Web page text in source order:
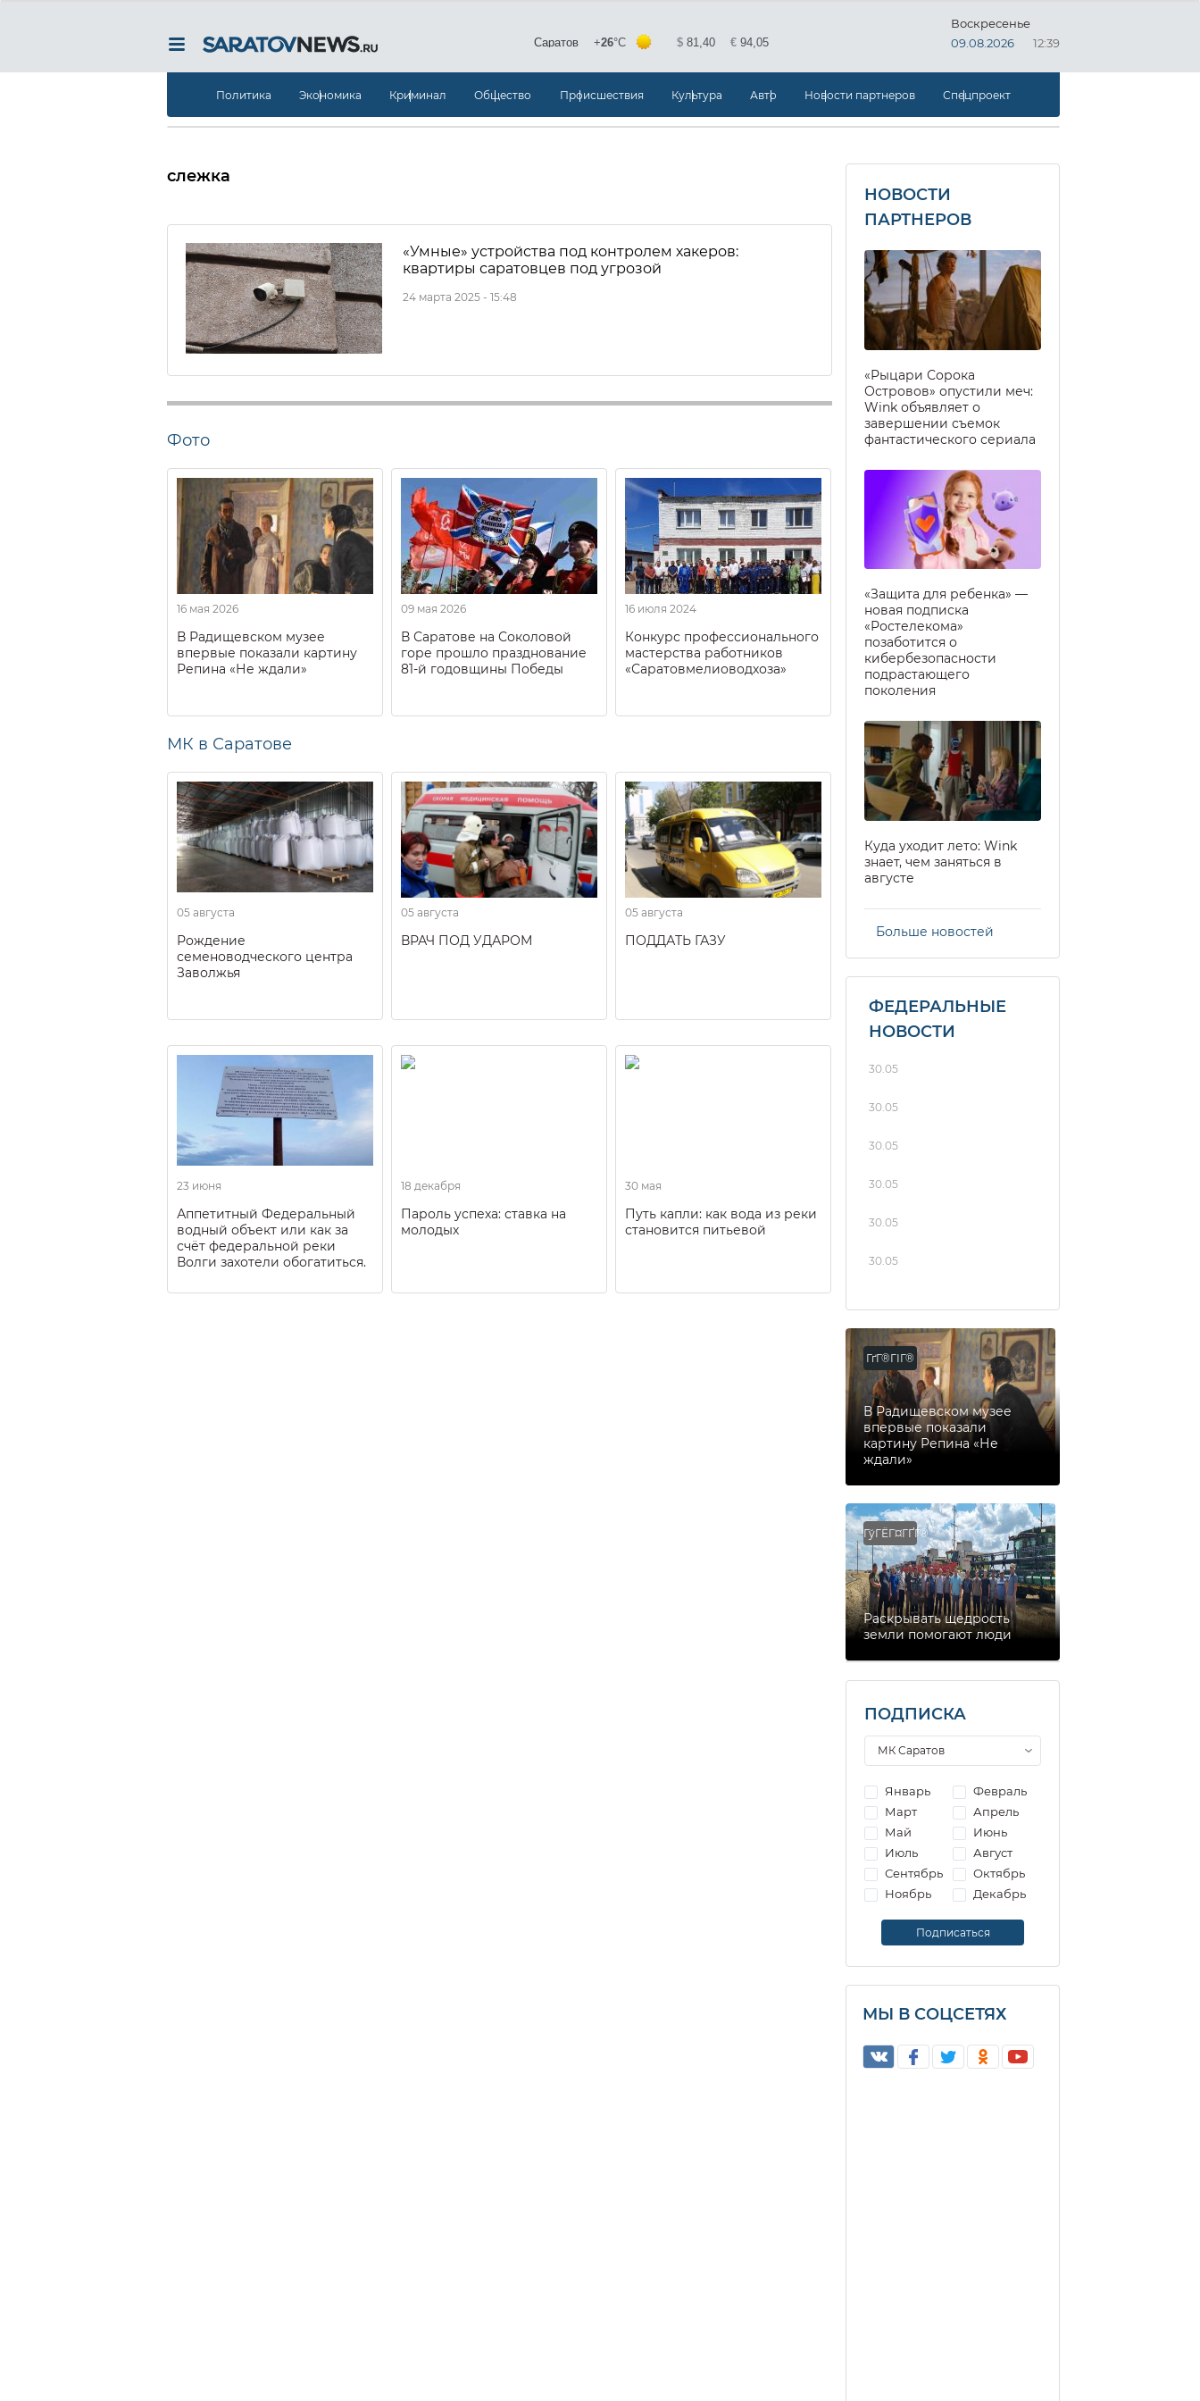
Воскресенье
09.08.2026
12:39
Политика Экономика Криминал Общество Происшествия Культура Авто Новости партнеров Спецпроект
слежка
«Умные» устройства под контролем хакеров:
квартиры саратовцев под угрозой
24 марта 2025 - 15:48
Фото
16 мая 2026
В Радищевском музее
впервые показали картину
Репина «Не ждали»
09 мая 2026
В Саратове на Соколовой
горе прошло празднование
81-й годовщины Победы
16 июля 2024
Конкурс профессионального
мастерства работников
«Саратовмелиоводхоза»
МК в Саратове
05 августа
Рождение
семеноводческого центра
Заволжья
05 августа
ВРАЧ ПОД УДАРОМ
05 августа
ПОДДАТЬ ГАЗУ
23 июня
Аппетитный Федеральный
водный объект или как за
счёт федеральной реки
Волги захотели обогатиться.
18 декабря
Пароль успеха: ставка на
молодых
30 мая
Путь капли: как вода из реки
становится питьевой
НОВОСТИ
ПАРТНЕРОВ
«Рыцари Сорока
Островов» опустили меч:
Wink объявляет о
завершении съемок
фантастического сериала
«Защита для ребенка» —
новая подписка
«Ростелекома»
позаботится о
кибербезопасности
подрастающего
поколения
Куда уходит лето: Wink
знает, чем заняться в
августе
Больше новостей
ФЕДЕРАЛЬНЫЕ
НОВОСТИ
30.05
30.05
30.05
30.05
30.05
30.05
ГґГ®ГІГ®
В Радищевском музее
впервые показали
картину Репина «Не
ждали»
ГўГЁГ¤ГҐГ®
Раскрывать щедрость
земли помогают люди
ПОДПИСКА
Январь
Февраль
Март
Апрель
Май
Июнь
Июль
Август
Сентябрь
Октябрь
Ноябрь
Декабрь
МЫ В СОЦСЕТЯХ